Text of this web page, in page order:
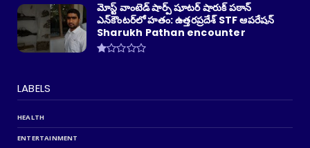
మోస్ట్ వాంటెడ్ షార్ప్ షూటర్ షారుక్ పఠాన్
ఎన్‌కౌంటర్‌లో హతం: ఉత్తరప్రదేశ్ STF ఆపరేషన్
Sharukh Pathan encounter
LABELS
HEALTH
ENTERTAINMENT